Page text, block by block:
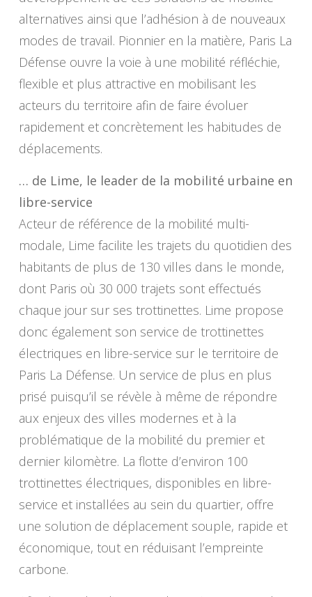
alternatives ainsi que l’adhésion à de nouveaux
modes de travail. Pionnier en la matière, Paris La
Défense ouvre la voie à une mobilité réfléchie,
flexible et plus attractive en mobilisant les
acteurs du territoire afin de faire évoluer
rapidement et concrètement les habitudes de
déplacements.
… de Lime, le leader de la mobilité urbaine en
libre-service
Acteur de référence de la mobilité multi-
modale, Lime facilite les trajets du quotidien des
habitants de plus de 130 villes dans le monde,
dont Paris où 30 000 trajets sont effectués
chaque jour sur ses trottinettes. Lime propose
donc également son service de trottinettes
électriques en libre-service sur le territoire de
Paris La Défense. Un service de plus en plus
prisé puisqu’il se révèle à même de répondre
aux enjeux des villes modernes et à la
problématique de la mobilité du premier et
dernier kilomètre. La flotte d’environ 100
trottinettes électriques, disponibles en libre-
service et installées au sein du quartier, offre
une solution de déplacement souple, rapide et
économique, tout en réduisant l’empreinte
carbone.